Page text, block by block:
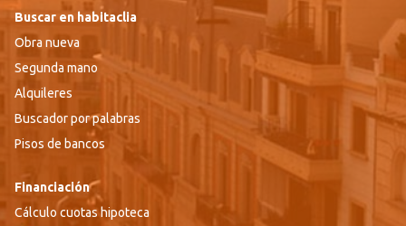
Buscar en habitaclia
Obra nueva
Segunda mano
Alquileres
Buscador por palabras
Pisos de bancos
Financiación
Cálculo cuotas hipoteca